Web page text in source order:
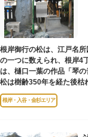
根岸御行の松は、江戸名
の一つに数えられ、根岸4
は、樋口一葉の作品「琴
松は樹齢350年を経た後枯
の松になります。
根岸・入谷・金杉エリア